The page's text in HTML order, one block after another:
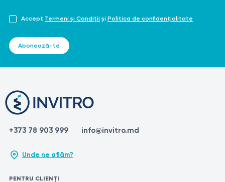
Accept Termeni și Condiții și Politica de confidențialitate
Abonează-te
+373 78 903 999 info@invitro.md
Unde ne aflăm?
PENTRU CLIENȚI